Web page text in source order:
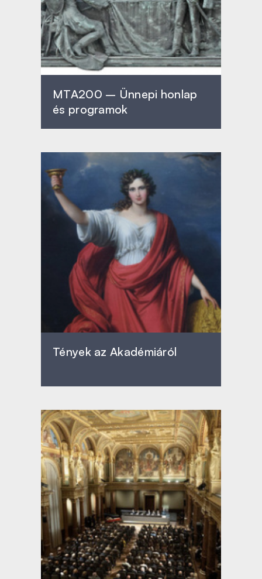
MTA200 – Ünnepi honlap
és programok
Tények az Akadémiáról